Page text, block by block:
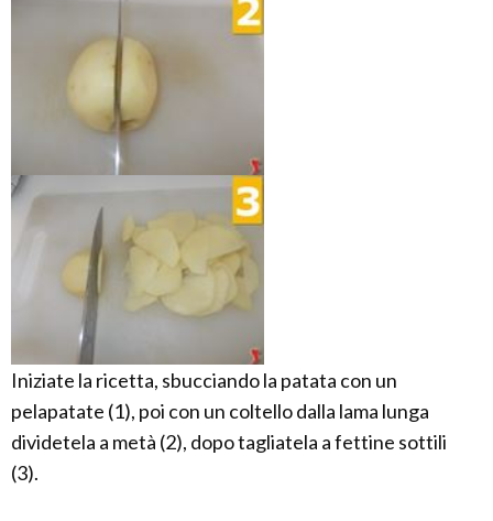
Iniziate la ricetta, sbucciando la patata con un
pelapatate (1), poi con un coltello dalla lama lunga
dividetela a metà (2), dopo tagliatela a fettine sottili
(3).